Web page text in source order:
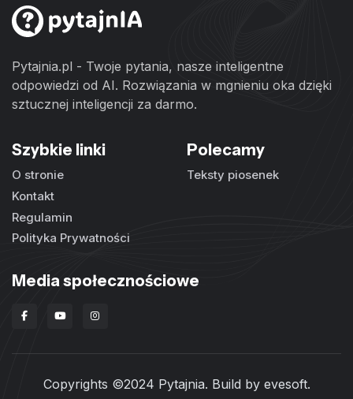
Pytajnia.pl - Twoje pytania, nasze inteligentne
odpowiedzi od AI. Rozwiązania w mgnieniu oka dzięki
sztucznej inteligencji za darmo.
Szybkie linki
O stronie
Kontakt
Regulamin
Polityka Prywatności
Polecamy
Teksty piosenek
Media społecznościowe
Copyrights ©2024 Pytajnia. Build by evesoft.